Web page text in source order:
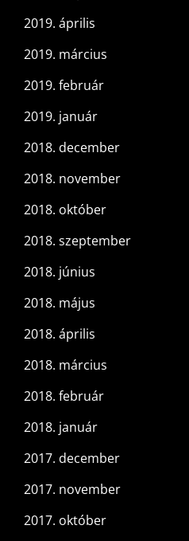
2019. április
2019. március
2019. február
2019. január
2018. december
2018. november
2018. október
2018. szeptember
2018. június
2018. május
2018. április
2018. március
2018. február
2018. január
2017. december
2017. november
2017. október